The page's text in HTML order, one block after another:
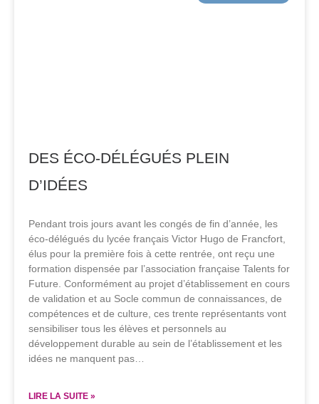
DES ÉCO-DÉLÉGUÉS PLEIN
D’IDÉES
Pendant trois jours avant les congés de fin d’année, les
éco-délégués du lycée français Victor Hugo de Francfort,
élus pour la première fois à cette rentrée, ont reçu une
formation dispensée par l’association française Talents for
Future. Conformément au projet d’établissement en cours
de validation et au Socle commun de connaissances, de
compétences et de culture, ces trente représentants vont
sensibiliser tous les élèves et personnels au
développement durable au sein de l’établissement et les
idées ne manquent pas…
LIRE LA SUITE »